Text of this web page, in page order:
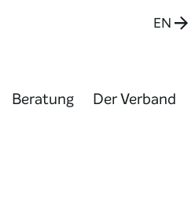
EN
Beratung Der Verband